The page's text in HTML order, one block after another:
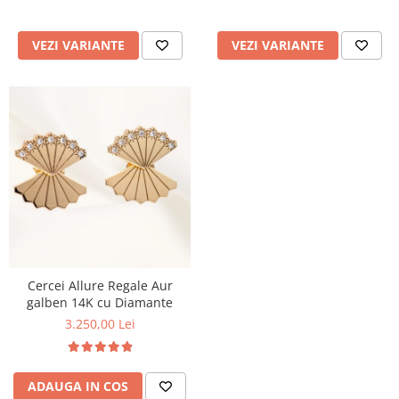
VEZI VARIANTE VEZI VARIANTE
Cercei Allure Regale Aur
galben 14K cu Diamante
3.250,00 Lei
ADAUGA IN COS